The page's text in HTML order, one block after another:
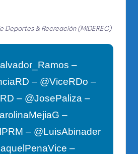
Deportes & Recreación (MIDEREC)
–
– @ViceRDo –
– @JosePaliza –
–
– @LuisAbinader
–